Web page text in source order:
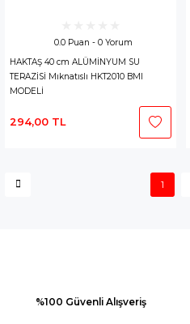
0.0 Puan - 0 Yorum
HAKTAŞ 40 cm ALÜMİNYUM SU
TERAZİSİ Mıknatıslı HKT2010 BMI
MODELİ
294,00 TL
1
%100 Güvenli Alışveriş